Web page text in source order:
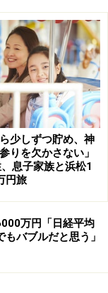
す。
。定時帰りで
るかとの問いに
ないと上がらな
がらないため今
、定時帰りで最
、「子どもの学
い。1人で稼げ
ら少しずつ貯め、神
りを欠かさない」
息子家族と浜松1
円旅
万円「日経平均
バブルだと思う」